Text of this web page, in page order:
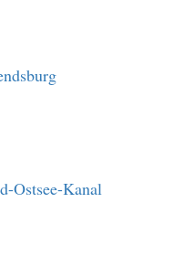
Ostsee-Kanal